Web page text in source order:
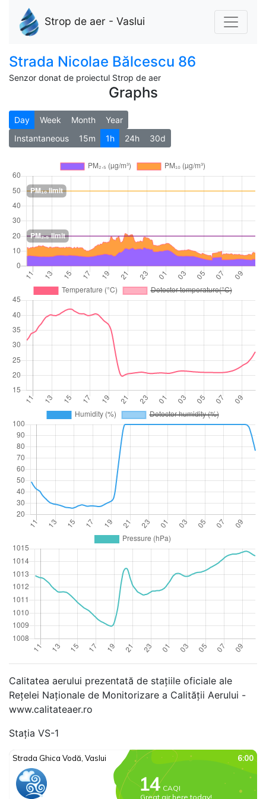
Strop de aer - Vaslui
Strada Nicolae Bălcescu 86
Senzor donat de proiectul Strop de aer
Graphs
Day Week Month
Year
Instantaneous
15m 1h 24h 30d
Calitatea aerului prezentată de stațiile oficiale ale
Rețelei Naționale de Monitorizare a Calității Aerului -
www.calitateaer.ro
Stația VS-1